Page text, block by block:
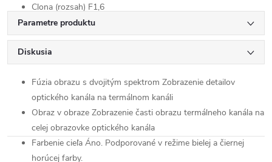
Clona (rozsah) F1,6
WDR120 dB
Efekt obrazu
Fúzia obrazu s dvojitým spektrom Zobrazenie detailov
optického kanála na termálnom kanáli
Obraz v obraze Zobrazenie časti obrazu termálneho kanála na
celej obrazovke optického kanála
Farbenie cieľa Áno. Podporované v režime bielej a čiernej
horúcej farby.
Parametre produktu
Diskusia